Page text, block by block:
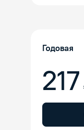
Годовая
217